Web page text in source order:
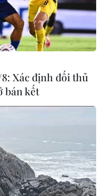
8: Xác định đối thủ
bán kết